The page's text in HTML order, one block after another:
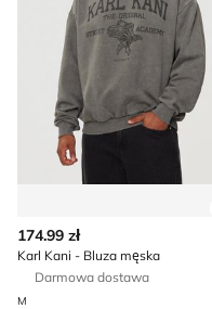
174.99 zł
Karl Kani - Bluza męska
Darmowa dostawa
M